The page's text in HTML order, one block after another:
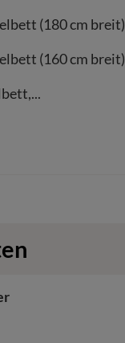
(180 cm breit)
(160 cm breit)
...